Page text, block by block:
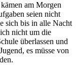
am Morgen
seien nicht
sich bis in alle Nacht
nicht um die
überlassen und
es müsse von